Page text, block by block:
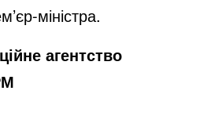
міністра.
агентство